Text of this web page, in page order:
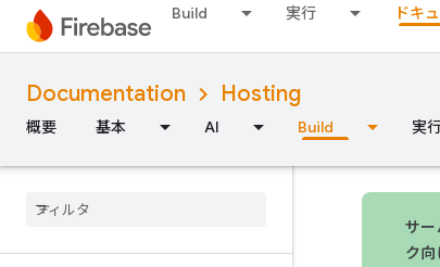
Build 実行 ドキ
Documentation Hosting
概要 基本 AI Build 実
サ
ク